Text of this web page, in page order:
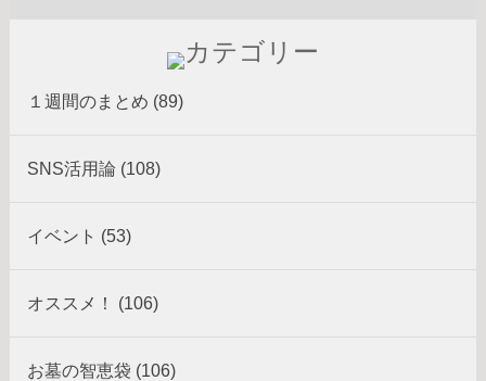
１週間のまとめ (89)
SNS活用論 (108)
イベント (53)
オススメ！ (106)
お墓の智恵袋 (106)